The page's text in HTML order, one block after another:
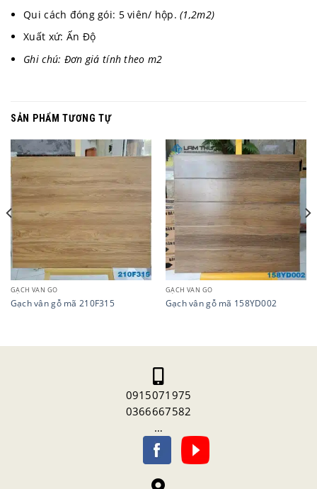
Qui cách đóng gói: 5 viên/ hộp.(1,2m2)
Xuất xứ: Ấn Độ
Ghi chú: Đơn giá tính theo m2
SẢN PHẨM TƯƠNG TỰ
GẠCH VÂN GỖ
Gạch vân gỗ mã 210F315
GẠCH VÂN GỖ
Gạch vân gỗ mã 158YD002
0915071975
0366667582
…